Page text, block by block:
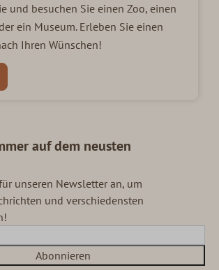
und besuchen Sie einen Zoo, einen
ein Museum. Erleben Sie einen
Ihren Wünschen!
auf dem neusten
unseren Newsletter an, um
und verschiedensten
Abonnieren